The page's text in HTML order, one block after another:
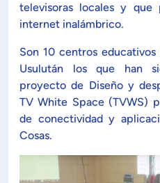
Mundo salesiano
Modelo Educativo
Institucional
Capacitación Institucional
Estructura organizativa
estudiantiles
de investigación
Publicaciones
televisoras locales y que
internet inalámbrico.
Son 10 centros
Usulután los que han
proyecto de Diseño y
TV White Space (TVWS)
de conectividad y
Cosas.